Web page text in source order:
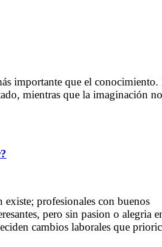
importante que el conocimiento.
mientras que la imaginación
profesionales con buenos
pero sin pasion o alegria
cambios laborales que